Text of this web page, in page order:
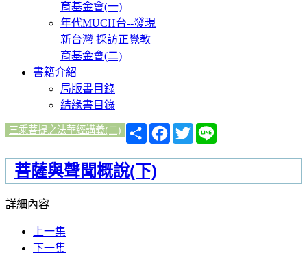
育基金會(一)
年代MUCH台--發現
新台灣 採訪正覺教
育基金會(二)
書籍介紹
局版書目錄
結緣書目錄
三乘菩提之法華經講義(二)
分
享
Facebook
Twitter
菩薩與聲聞概說(下)
詳細內容
上一集
下一集